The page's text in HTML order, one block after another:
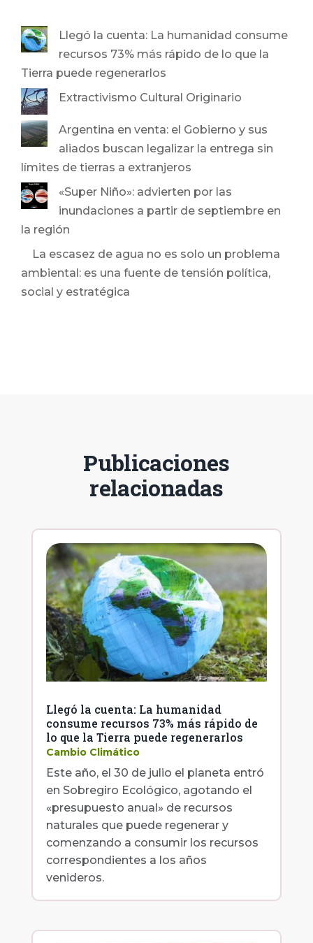
Llegó la cuenta: La humanidad consume
recursos 73% más rápido de lo que la
Tierra puede regenerarlos
Extractivismo Cultural Originario
Argentina en venta: el Gobierno y sus
aliados buscan legalizar la entrega sin
límites de tierras a extranjeros
«Super Niño»: advierten por las
inundaciones a partir de septiembre en
la región
La escasez de agua no es solo un problema
ambiental: es una fuente de tensión política,
social y estratégica
Publicaciones
relacionadas
Llegó la cuenta: La humanidad
consume recursos 73% más rápido de
lo que la Tierra puede regenerarlos
Cambio Climático
Este año, el 30 de julio el planeta entró
en Sobregiro Ecológico, agotando el
«presupuesto anual» de recursos
naturales que puede regenerar y
comenzando a consumir los recursos
correspondientes a los años
venideros.